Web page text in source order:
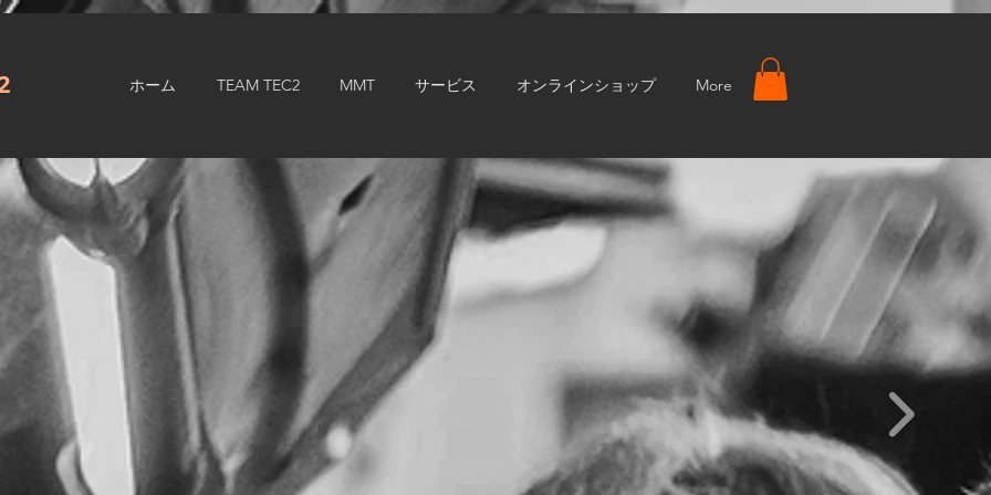
ホーム TEAM TEC2 MMT サービス オンラインショップ More